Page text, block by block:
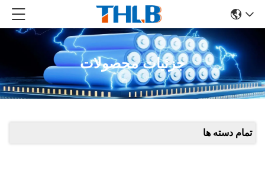
جزئیات محصولات
تمام دسته ها